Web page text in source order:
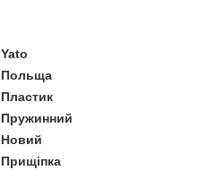
Yato
Польща
Пластик
Пружинний
Новий
Прищіпка